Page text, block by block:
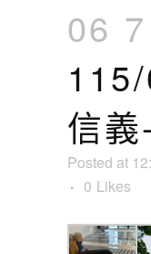
06 7
信
Posted at
0 Likes